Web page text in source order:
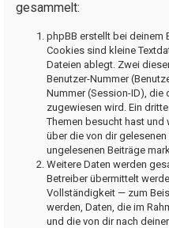
gesammelt:
phpBB erstellt bei deinem
Cookies sind kleine
Dateien ablegt. Zwei
Benutzer-Nummer
Nummer (Session-ID), die
zugewiesen wird. Ein
Themen besucht hast
über die von dir
ungelesenen Beiträge
Weitere Daten werden
Betreiber übermittelt
Vollständigkeit — zum
werden, Daten, die im
und die von dir nach